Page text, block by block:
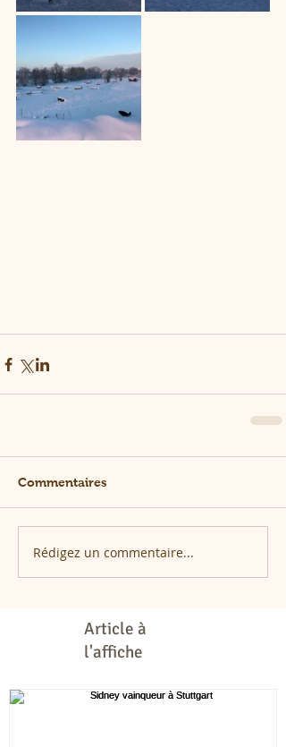
Commentaires
Rédigez un commentaire...
Article à
l'affiche